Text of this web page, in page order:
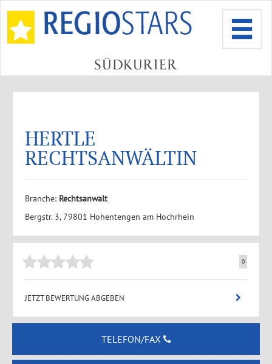
HERTLE
RECHTSANWÄLTIN
Branche: Rechtsanwalt
Bergstr. 3, 79801 Hohentengen am Hochrhein
0
JETZT BEWERTUNG ABGEBEN
TELEFON/FAX